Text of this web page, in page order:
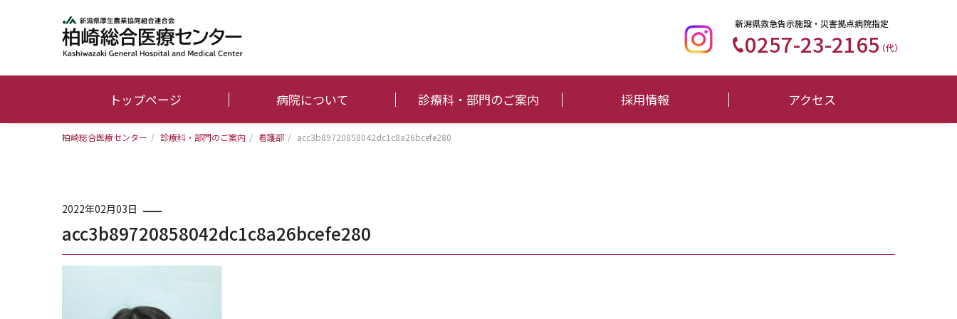
新潟県救急告示施設・災害拠点病院指定
0257-23-2165（代）
トップページ 病院について 診療科・部門のご案内 採用情報 アクセス
柏崎総合医療センター / 診療科・部門のご案内 / 看護部 / acc3b89720858042dc1c8a26bcefe280
2022年02月03日
acc3b89720858042dc1c8a26bcefe280